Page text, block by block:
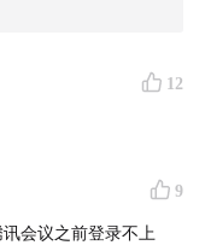
12
9
会议之前登录不上